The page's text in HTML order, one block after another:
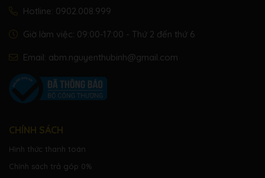
Hotline: 0902.008.999
Giờ làm việc: 09:00-17:00 - Thứ 2 đến thứ 6
Email: abm.nguyenthubinh@gmail.com
CHÍNH SÁCH
Hình thức thanh toán
Chính sách trả góp 0%